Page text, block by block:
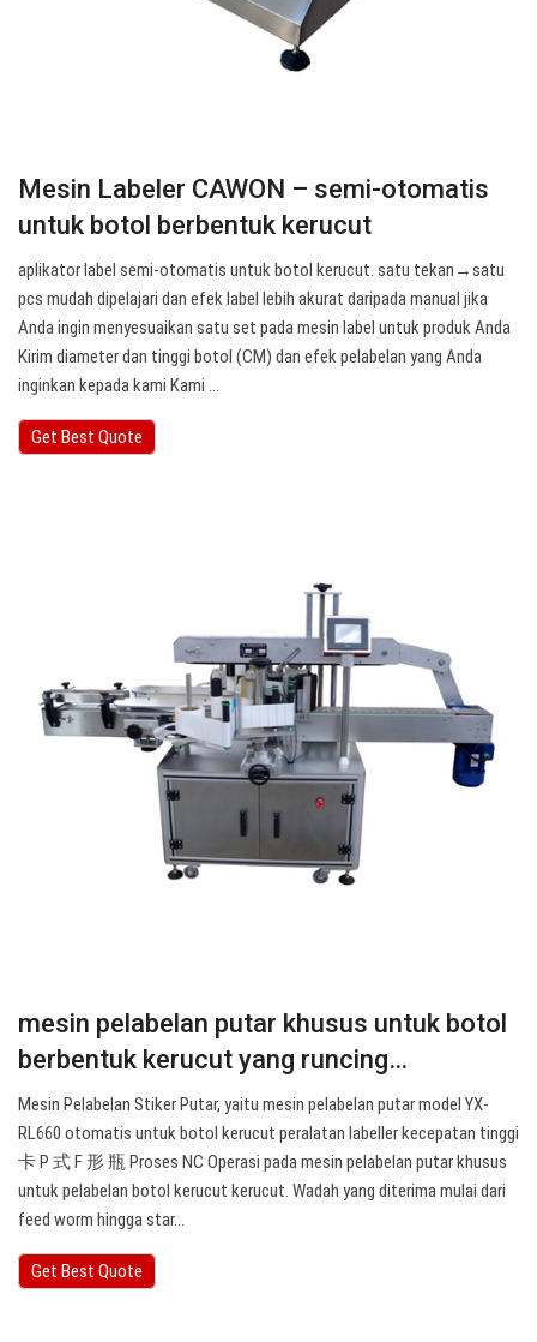
Mesin Labeler CAWON – semi-otomatis
untuk botol berbentuk kerucut
aplikator label semi-otomatis untuk botol kerucut. satu tekan→satu
pcs mudah dipelajari dan efek label lebih akurat daripada manual jika
Anda ingin menyesuaikan satu set pada mesin label untuk produk Anda
Kirim diameter dan tinggi botol (CM) dan efek pelabelan yang Anda
inginkan kepada kami Kami …
Get Best Quote
mesin pelabelan putar khusus untuk botol
berbentuk kerucut yang runcing…
Mesin Pelabelan Stiker Putar, yaitu mesin pelabelan putar model YX-
RL660 otomatis untuk botol kerucut peralatan labeller kecepatan tinggi
卡 P 式 F 形 瓶 Proses NC Operasi pada mesin pelabelan putar khusus
untuk pelabelan botol kerucut kerucut. Wadah yang diterima mulai dari
feed worm hingga star…
Get Best Quote